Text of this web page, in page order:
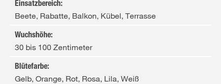
Einsatzbereich:
Beete, Rabatte, Balkon, Kübel, Terrasse
Wuchshöhe:
30 bis 100 Zentimeter
Blütefarbe:
Gelb, Orange, Rot, Rosa, Lila, Weiß